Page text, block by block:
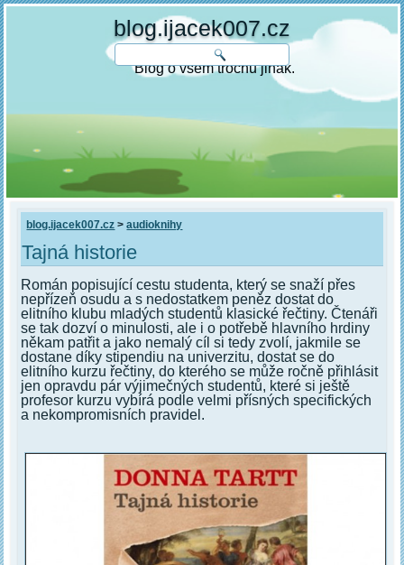
blog.ijacek007.cz
Blog o všem trochu jinak.
blog.ijacek007.cz >audioknihy
Tajná historie
Román popisující cestu studenta, který se snaží přes
nepřízeň osudu a s nedostatkem peněz dostat do
elitního klubu mladých studentů klasické řečtiny. Čtenáři
se tak dozví o minulosti, ale i o potřebě hlavního hrdiny
někam patřit a jako nemalý cíl si tedy zvolí, jakmile se
dostane díky stipendiu na univerzitu, dostat se do
elitního kurzu řečtiny, do kterého se může ročně přihlásit
jen opravdu pár výjimečných studentů, které si ještě
profesor kurzu vybírá podle velmi přísných specifických
a nekompromisních pravidel.